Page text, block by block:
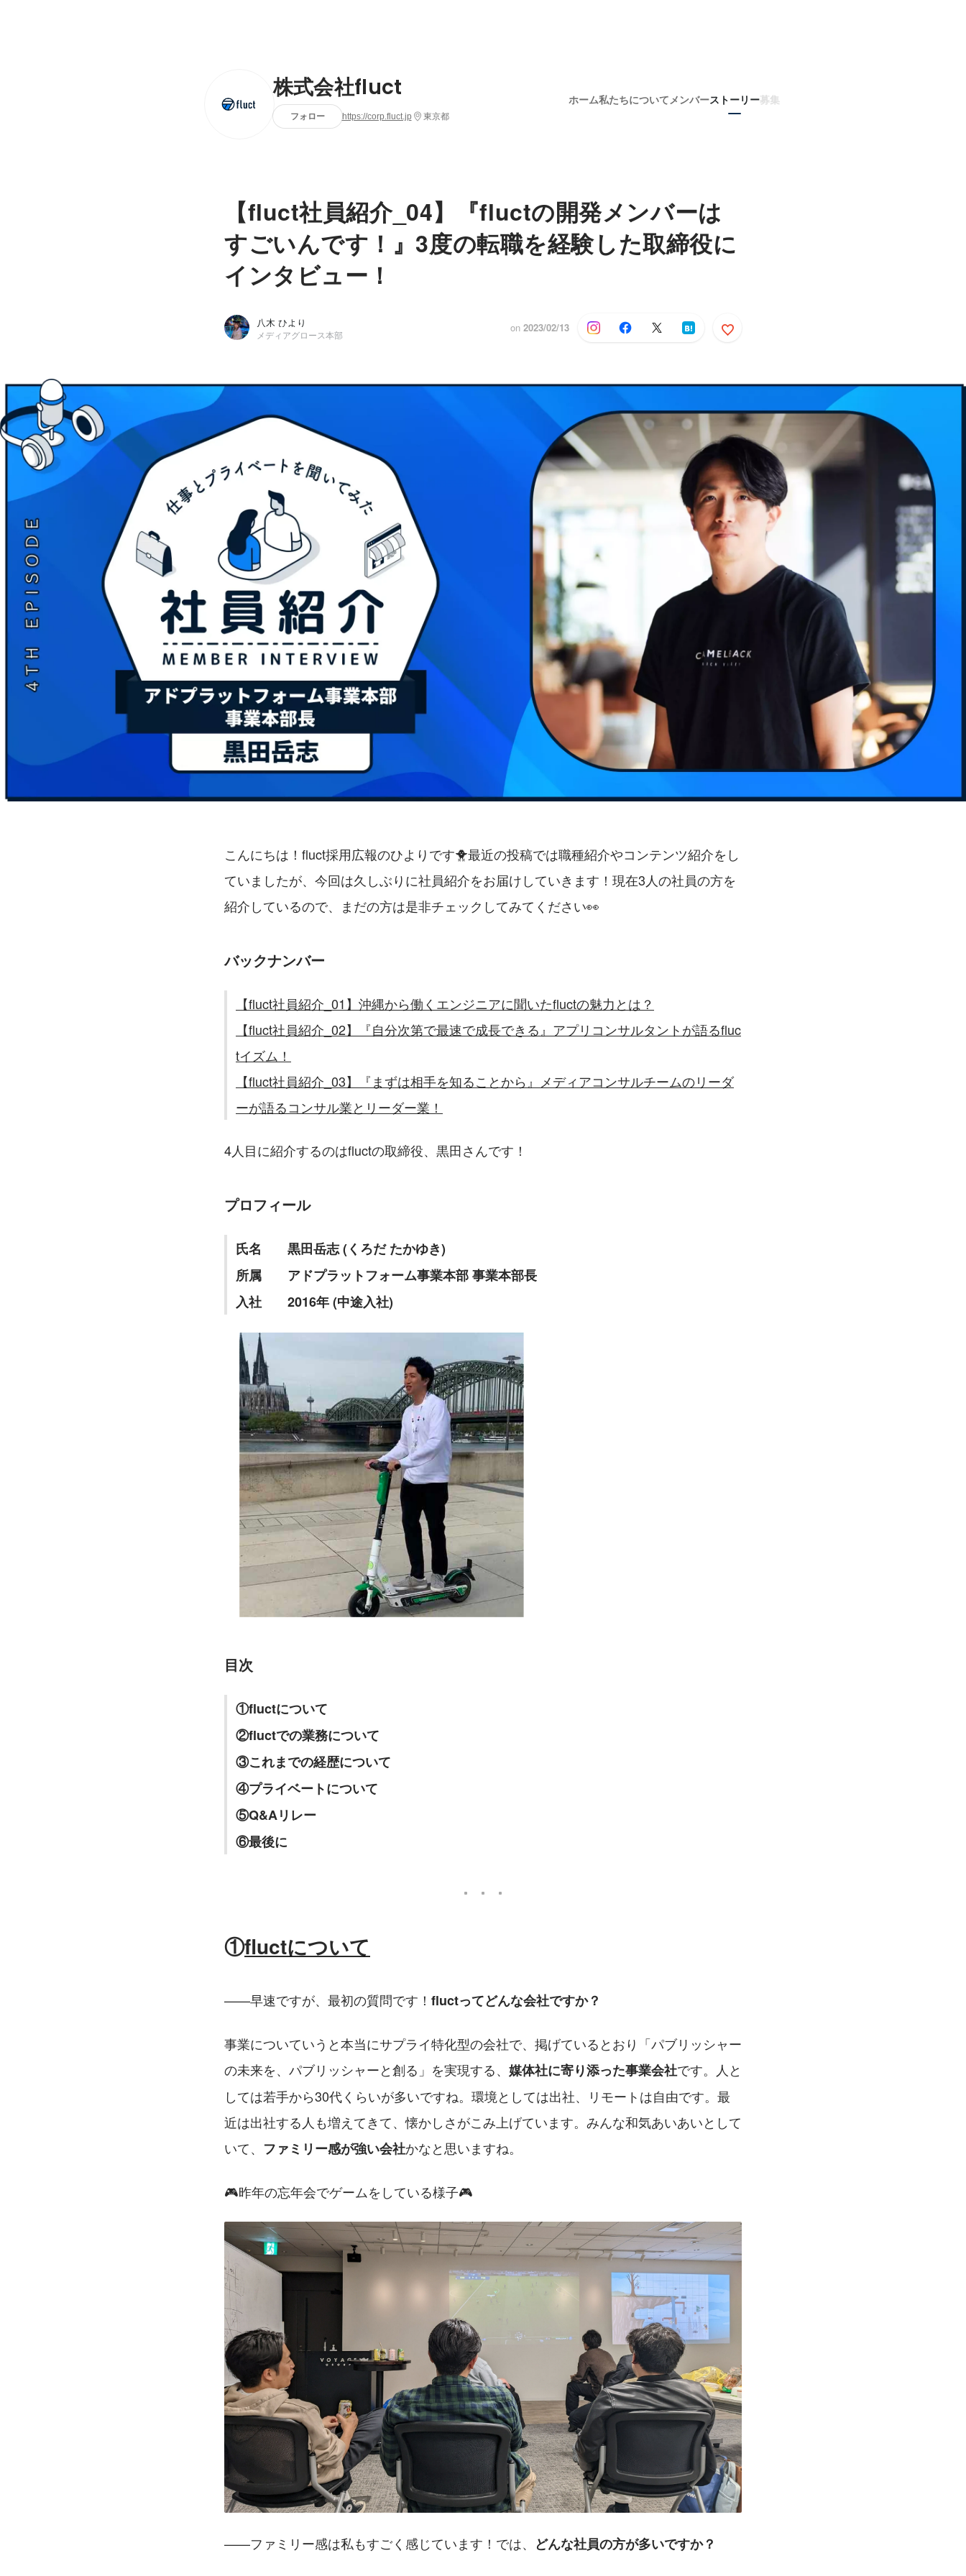
株式会社fluct
フォロー https://corp.fluct.jp 東京都
ホーム私たちについて メンバーストーリー募集
【fluct社員紹介_04】『fluctの開発メンバーは
すごいんです！』3度の転職を経験した取締役に
インタビュー！
八木 ひより
メディアグロース本部
on 2023/02/13
こんにちは！fluct採用広報のひよりです🐥最近の投稿では職種紹介やコンテンツ紹介をし
ていましたが、今回は久しぶりに社員紹介をお届けしていきます！現在3人の社員の方を
紹介しているので、まだの方は是非チェックしてみてください👀
バックナンバー
【fluct社員紹介_01】沖縄から働くエンジニアに聞いたfluctの魅力とは？
【fluct社員紹介_02】『自分次第で最速で成長できる』アプリコンサルタントが語るfluc
tイズム！
【fluct社員紹介_03】『まずは相手を知ることから』メディアコンサルチームのリーダ
ーが語るコンサル業とリーダー業！
4人目に紹介するのはfluctの取締役、黒田さんです！
プロフィール
氏名　　黒田岳志 (くろだ たかゆき)
所属　　アドプラットフォーム事業本部 事業本部長
入社　　2016年 (中途入社)
目次
①fluctについて
②fluctでの業務について
③これまでの経歴について
④プライベートについて
⑤Q&Aリレー
⑥最後に
①fluctについて
——早速ですが、最初の質問です！ fluctってどんな会社ですか？
事業についていうと本当にサプライ特化型の会社で、掲げているとおり「パブリッシャー
の未来を、パブリッシャーと創る」を実現する、 媒体社に寄り添った事業会社です。人と
しては若手から30代くらいが多いですね。環境としては出社、リモートは自由です。最
近は出社する人も増えてきて、懐かしさがこみ上げています。みんな和気あいあいとして
いて、 ファミリー感が強い会社かなと思いますね。
🎮昨年の忘年会でゲームをしている様子🎮
——ファミリー感は私もすごく感じています！では、 どんな社員の方が多いですか？
八木 ひより